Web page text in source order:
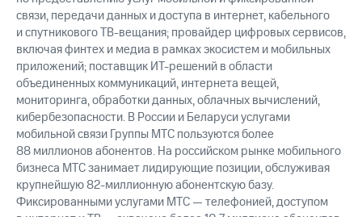
связи, передачи данных и доступа в интернет, кабельного
и спутникового ТВ-вещания; провайдер цифровых сервисов,
включая финтех и медиа в рамках экосистем и мобильных
приложений; поставщик ИТ-решений в области
объединенных коммуникаций, интернета вещей,
мониторинга, обработки данных, облачных вычислений,
кибербезопасности. В России и Беларуси услугами
мобильной связи Группы МТС пользуются более
88 миллионов абонентов. На российском рынке мобильного
бизнеса МТС занимает лидирующие позиции, обслуживая
крупнейшую 82-миллионную абонентскую базу.
Фиксированными услугами МТС — телефонией, доступом